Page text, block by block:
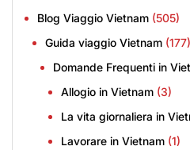
Blog Viaggio Vietnam (505)
Guida viaggio Vietnam (177)
Domande Frequenti in
Allogio in Vietnam (3)
La vita giornaliera in
Lavorare in Vietnam (1)